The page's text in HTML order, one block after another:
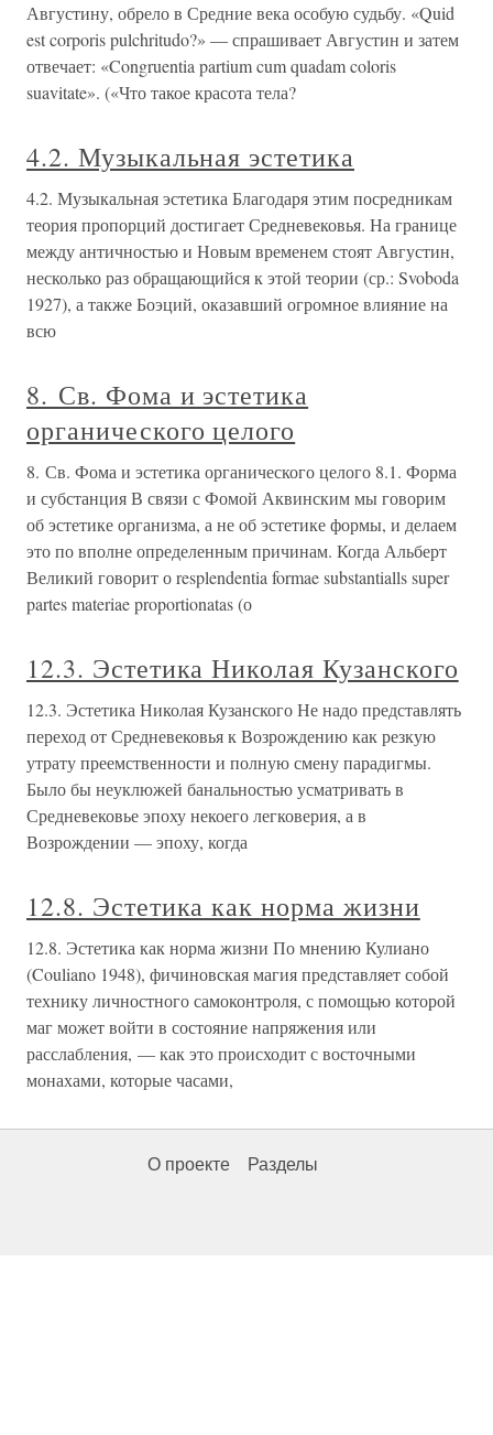
Августину, обрело в Средние века особую судьбу. «Quid
est corporis pulchritudo?» — спрашивает Августин и затем
отвечает: «Congruentia partium cum quadam coloris
suavitate». («Что такое красота тела?
4.2. Музыкальная эстетика
4.2. Музыкальная эстетика Благодаря этим посредникам
теория пропорций достигает Средневековья. На границе
между античностью и Новым временем стоят Августин,
несколько раз обращающийся к этой теории (ср.: Svoboda
1927), а также Боэций, оказавший огромное влияние на
всю
8. Св. Фома и эстетика
органического целого
8. Св. Фома и эстетика органического целого 8.1. Форма
и субстанция В связи с Фомой Аквинским мы говорим
об эстетике организма, а не об эстетике формы, и делаем
это по вполне определенным причинам. Когда Альберт
Великий говорит о resplendentia formae substantialls super
partes materiae proportionatas (о
12.3. Эстетика Николая Кузанского
12.3. Эстетика Николая Кузанского Не надо представлять
переход от Средневековья к Возрождению как резкую
утрату преемственности и полную смену парадигмы.
Было бы неуклюжей банальностью усматривать в
Средневековье эпоху некоего легковерия, а в
Возрождении — эпоху, когда
12.8. Эстетика как норма жизни
12.8. Эстетика как норма жизни По мнению Кулиано
(Couliano 1948), фичиновская магия представляет собой
технику личностного самоконтроля, с помощью которой
маг может войти в состояние напряжения или
расслабления, — как это происходит с восточными
монахами, которые часами,
О проекте Разделы